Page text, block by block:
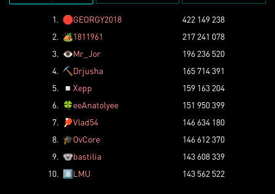
1. 🛑GEORGY2018
422 149 238
2. 🏕️1811961
217 241 078
3. 👁️Mr_Jor
196 236 520
4. ⛏️ Drjusha
165 714 391
5.
◽ Xepp
159 163 204
6. 🍀eeAnatolyee
151 950 399
7.
🏓Vlad54
146 634 180
8. 🎓OvCore
146 612 370
9. 🐨bastilia
143 608 339
10. 8️⃣LMU 143 562 522